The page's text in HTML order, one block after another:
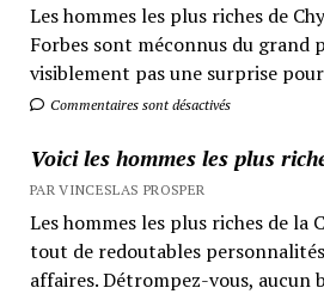
Les hommes les plus riches de
Forbes sont méconnus du grand
visiblement pas une surprise
Commentaires sont désactivés
Voici les hommes les plus
PAR VINCESLAS PROSPER
Les hommes les plus riches de la
tout de redoutables
affaires. Détrompez-vous, aucun